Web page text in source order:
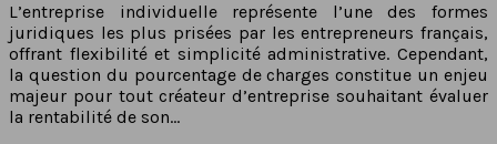
L’entreprise individuelle représente l’une des formes
juridiques les plus prisées par les entrepreneurs français,
offrant flexibilité et simplicité administrative. Cependant,
la question du pourcentage de charges constitue un enjeu
majeur pour tout créateur d’entreprise souhaitant évaluer
la rentabilité de son…